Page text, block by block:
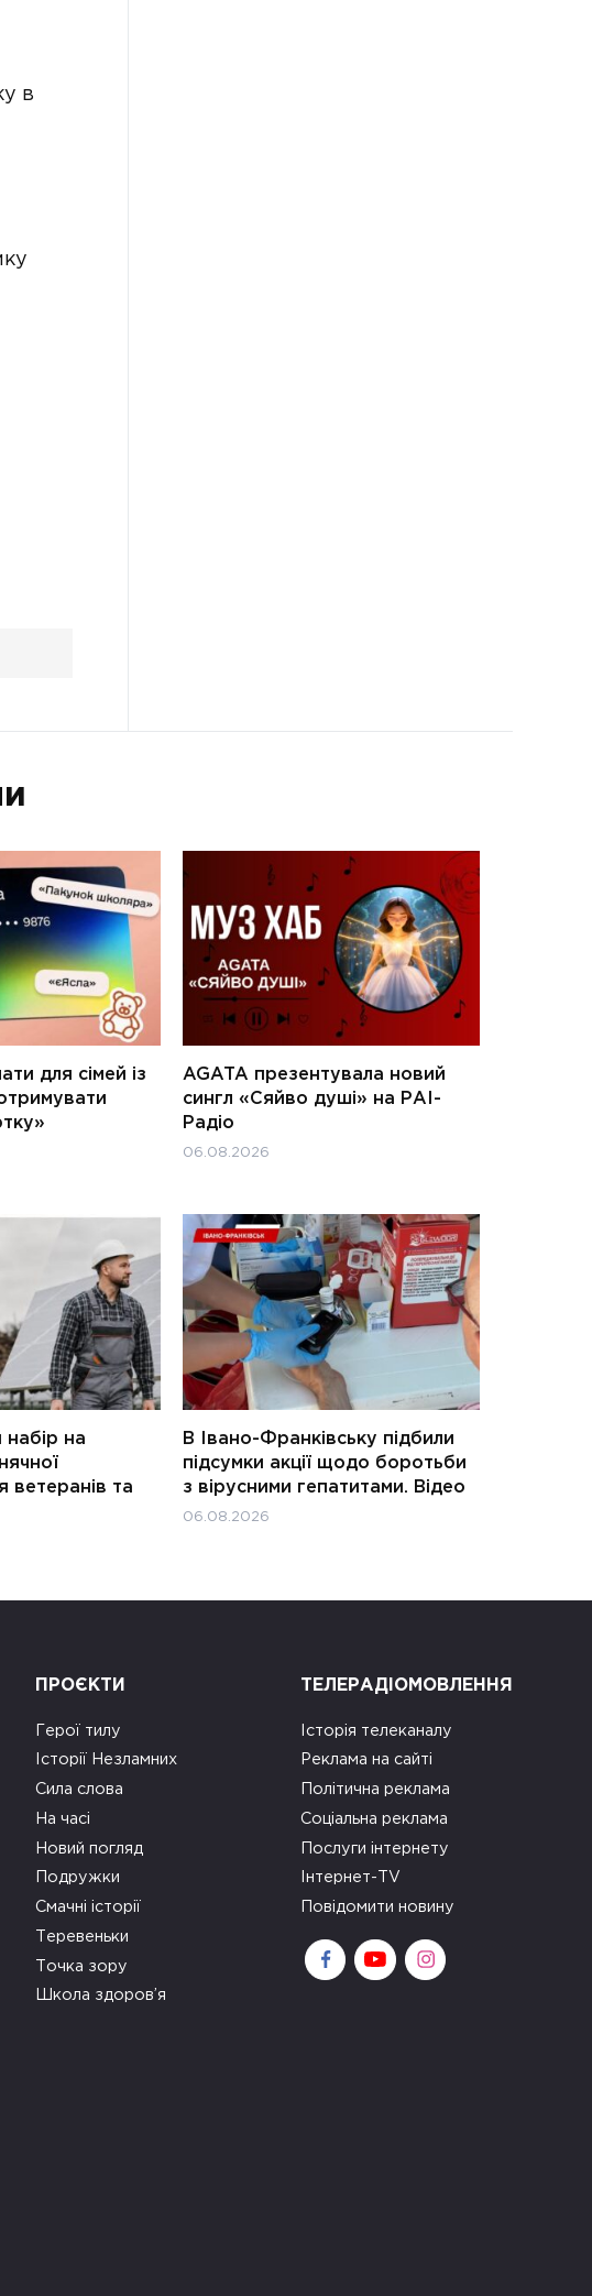
в
для сімей із
AGATA презентувала новий
сингл «Сяйво душі» на РАІ-
Радіо
06.08.2026
набір на
ветеранів та
В Івано-Франківську підбили
підсумки акції щодо боротьби
з вірусними гепатитами. Відео
06.08.2026
ПРОЄКТИ
Герої тилу
Історії Незламних
Сила слова
На часі
Новий погляд
Подружки
Смачні історії
Теревеньки
Точка зору
Школа здоров’я
ТЕЛЕРАДІОМОВЛЕННЯ
Історія телеканалу
Реклама на сайті
Політична реклама
Соціальна реклама
Послуги інтернету
Інтернет-TV
Повідомити новину